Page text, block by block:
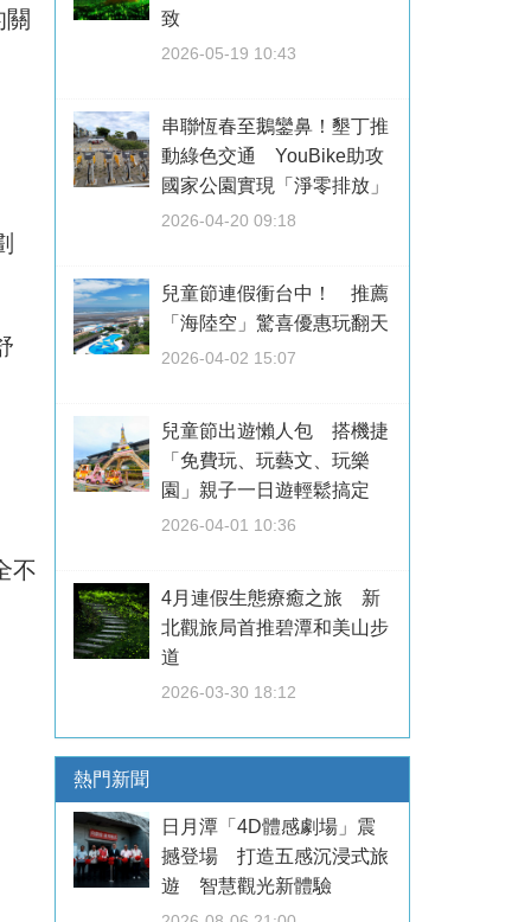
關
不
致
2026-05-19 10:43
串聯恆春至鵝鑾鼻！墾丁推
動綠色交通 YouBike助攻
國家公園實現「淨零排放」
2026-04-20 09:18
兒童節連假衝台中！ 推薦
「海陸空」驚喜優惠玩翻天
2026-04-02 15:07
兒童節出遊懶人包 搭機捷
「免費玩、玩藝文、玩樂
園」親子一日遊輕鬆搞定
2026-04-01 10:36
4月連假生態療癒之旅 新
北觀旅局首推碧潭和美山步
道
2026-03-30 18:12
熱門新聞
日月潭「4D體感劇場」震
撼登場 打造五感沉浸式旅
遊 智慧觀光新體驗